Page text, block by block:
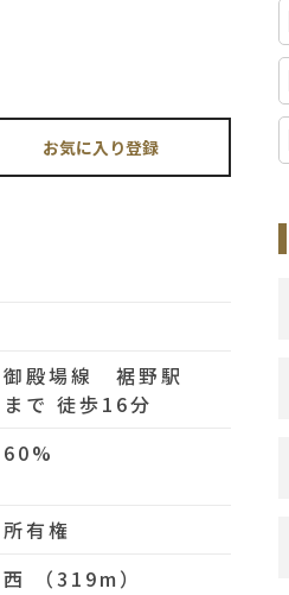
お気に入り登録
御殿場線 裾野駅
まで 徒歩16分
60%
所有権
西 （319m）